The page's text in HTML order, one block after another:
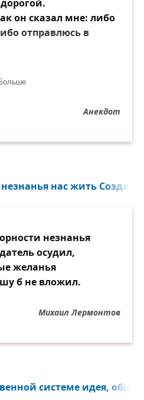
он сказал мне: либо
отправлюсь в
Анекдот
нас жить
незнанья
осудил,
желанья
б не вложил.
Михаил Лермонтов
системе идея,